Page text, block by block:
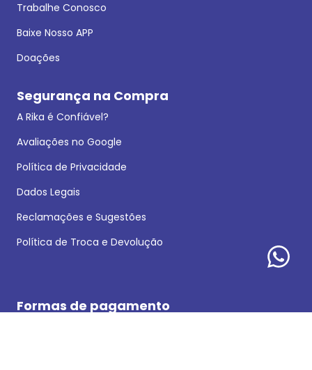
Trabalhe Conosco
Baixe Nosso APP
Doações
Segurança na Compra
A Rika é Confiável?
Avaliações no Google
Política de Privacidade
Dados Legais
Reclamações e Sugestões
Política de Troca e Devolução
Formas de pagamento